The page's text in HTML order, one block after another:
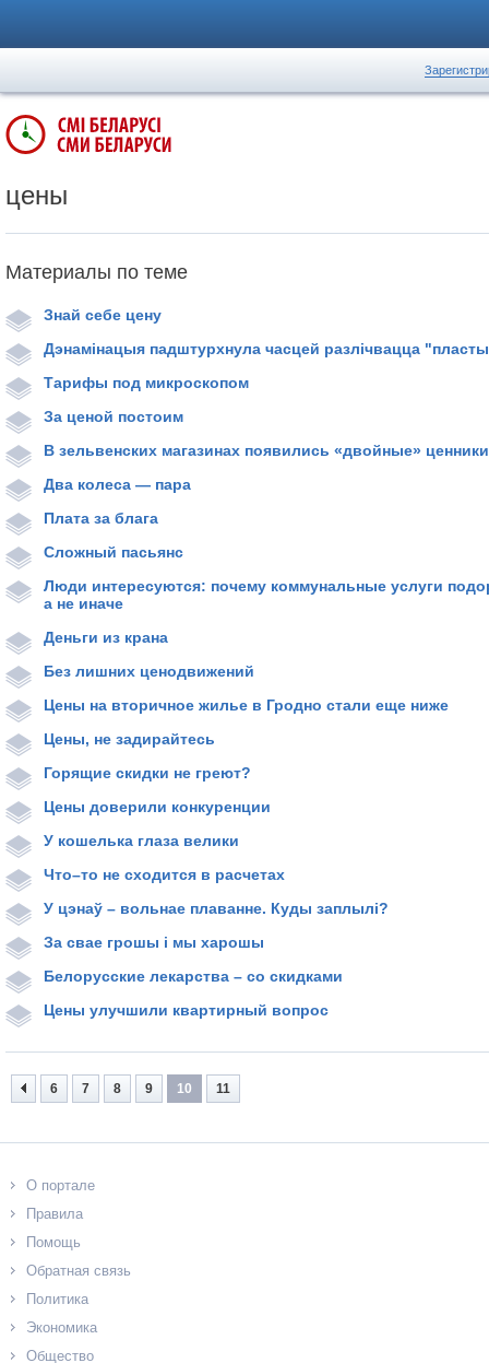
цены
Материалы по теме
Знай себе цену
Дэнамінацыя падштурхнула часцей разлічвацца
Тарифы под микроскопом
За ценой постоим
В зельвенских магазинах появились «двойные» ценники
Два колеса — пара
Плата за блага
Сложный пасьянс
Люди интересуются: почему коммунальные услуги
а не иначе
Деньги из крана
Без лишних ценодвижений
Цены на вторичное жилье в Гродно стали еще ниже
Цены, не задирайтесь
Горящие скидки не греют?
Цены доверили конкуренции
У кошелька глаза велики
Что–то не сходится в расчетах
У цэнаў – вольнае плаванне. Куды заплылі?
За свае грошы i мы харошы
Белорусские лекарства – со скидками
Цены улучшили квартирный вопрос
6 7 8 9 10 11
О портале
Правила
Помощь
Обратная связь
Политика
Экономика
Общество